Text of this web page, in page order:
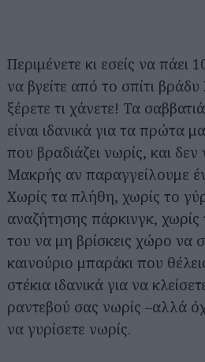
Περιμένετε κι εσείς να πάει
να βγείτε από το σπίτι
ξέρετε τι χάνετε! Τα
είναι ιδανικά για τα πρώτα
που βραδιάζει νωρίς, και
Μακρής αν παραγγείλουμε
Χωρίς τα πλήθη, χωρίς το
αναζήτησης πάρκινγκ,
του να μη βρίσκεις χώρο να
καινούριο μπαράκι που
στέκια ιδανικά για να
ραντεβού σας νωρίς –αλλά
να γυρίσετε νωρίς.